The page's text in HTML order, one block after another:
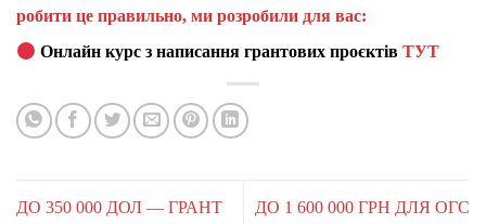
робити це правильно, ми розробили для вас:
Онлайн курс з написання грантових проєктівТУТ
ДО 350 000 ДОЛ — ГРАНТ
ДО 1 600 000 ГРН ДЛЯ ОГС